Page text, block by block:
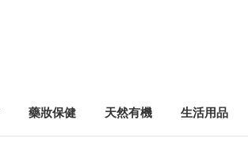
藥妝保健 天然有機 生活用品